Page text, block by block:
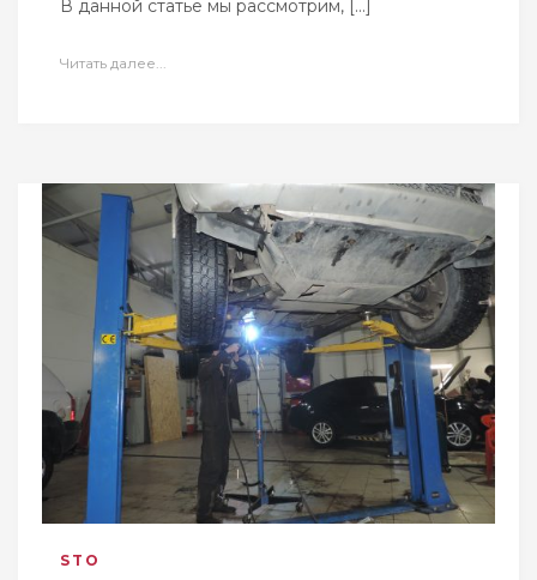
В данной статье мы рассмотрим, […]
Читать далее...
STO